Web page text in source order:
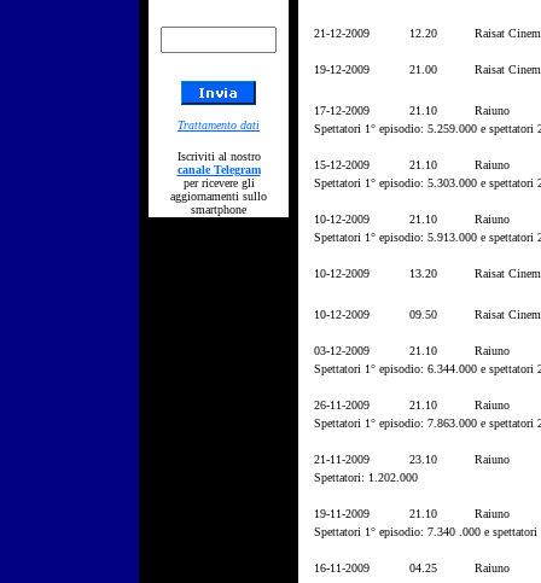
Trattamento dati
Iscriviti al nostro
canale Telegram
per ricevere gli
aggiornamenti sullo
smartphone
21-12-2009 12.20 Raisat
19-12-2009 21.00 Raisat
17-12-2009 21.10
Raiuno
Spettatori 1° episodio: 5.259.000 e spettatori
15-12-2009 21.10
Raiuno
Spettatori 1° episodio: 5.303.000 e spettatori
10-12-2009 21.10
Raiuno
Spettatori 1° episodio: 5.913.000 e spettatori
10-12-2009 13.20 Raisat
10-12-2009 09.50 Raisat
03-12-2009 21.10
Raiuno
Spettatori 1° episodio: 6.344.000 e spettatori
26-11-2009 21.10
Raiuno
Spettatori 1° episodio: 7.863.000 e spettatori
21-11-2009 23.10
Raiuno
Spettatori: 1.202.000
19-11-2009 21.10
Raiuno
Spettatori 1° episodio: 7.340 .000 e
16-11-2009 04.25 Raiuno